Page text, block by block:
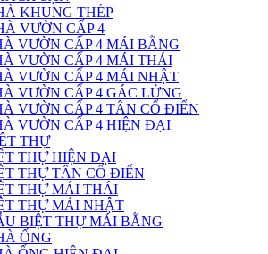
KHUNG THÉP
VƯỜN CẤP 4
VƯỜN CẤP 4 MÁI BẰNG
VƯỜN CẤP 4 MÁI THÁI
VƯỜN CẤP 4 MÁI NHẬT
VƯỜN CẤP 4 GÁC LỬNG
VƯỜN CẤP 4 TÂN CỔ ĐIỂN
VƯỜN CẤP 4 HIỆN ĐẠI
THỰ
THỰ HIỆN ĐẠI
THỰ TÂN CỔ ĐIỂN
THỰ MÁI THÁI
THỰ MÁI NHẬT
BIỆT THỰ MÁI BẰNG
ỐNG